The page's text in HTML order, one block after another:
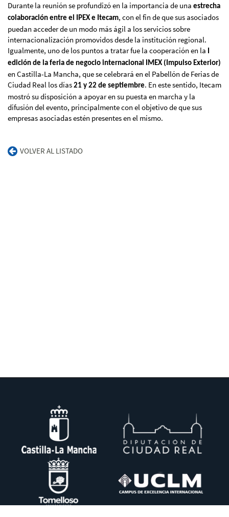
Durante la reunión se profundizó en la importancia de una estrecha
colaboración entre el IPEX e Itecam, con el fin de que sus asociados
puedan acceder de un modo más ágil a los servicios sobre
internacionalización promovidos desde la institución regional.
Igualmente, uno de los puntos a tratar fue la cooperación en la I
edición de la feria de negocio internacional IMEX (Impulso Exterior)
en Castilla-La Mancha, que se celebrará en el Pabellón de Ferias de
Ciudad Real los días 21 y 22 de septiembre. En este sentido, Itecam
mostró su disposición a apoyar en su puesta en marcha y la
difusión del evento, principalmente con el objetivo de que sus
empresas asociadas estén presentes en el mismo.
VOLVER AL LISTADO